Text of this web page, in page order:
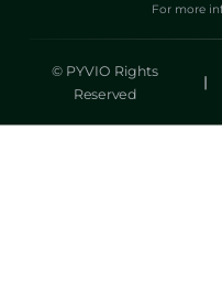
For more
© PYVIO Rights
Reserved
|